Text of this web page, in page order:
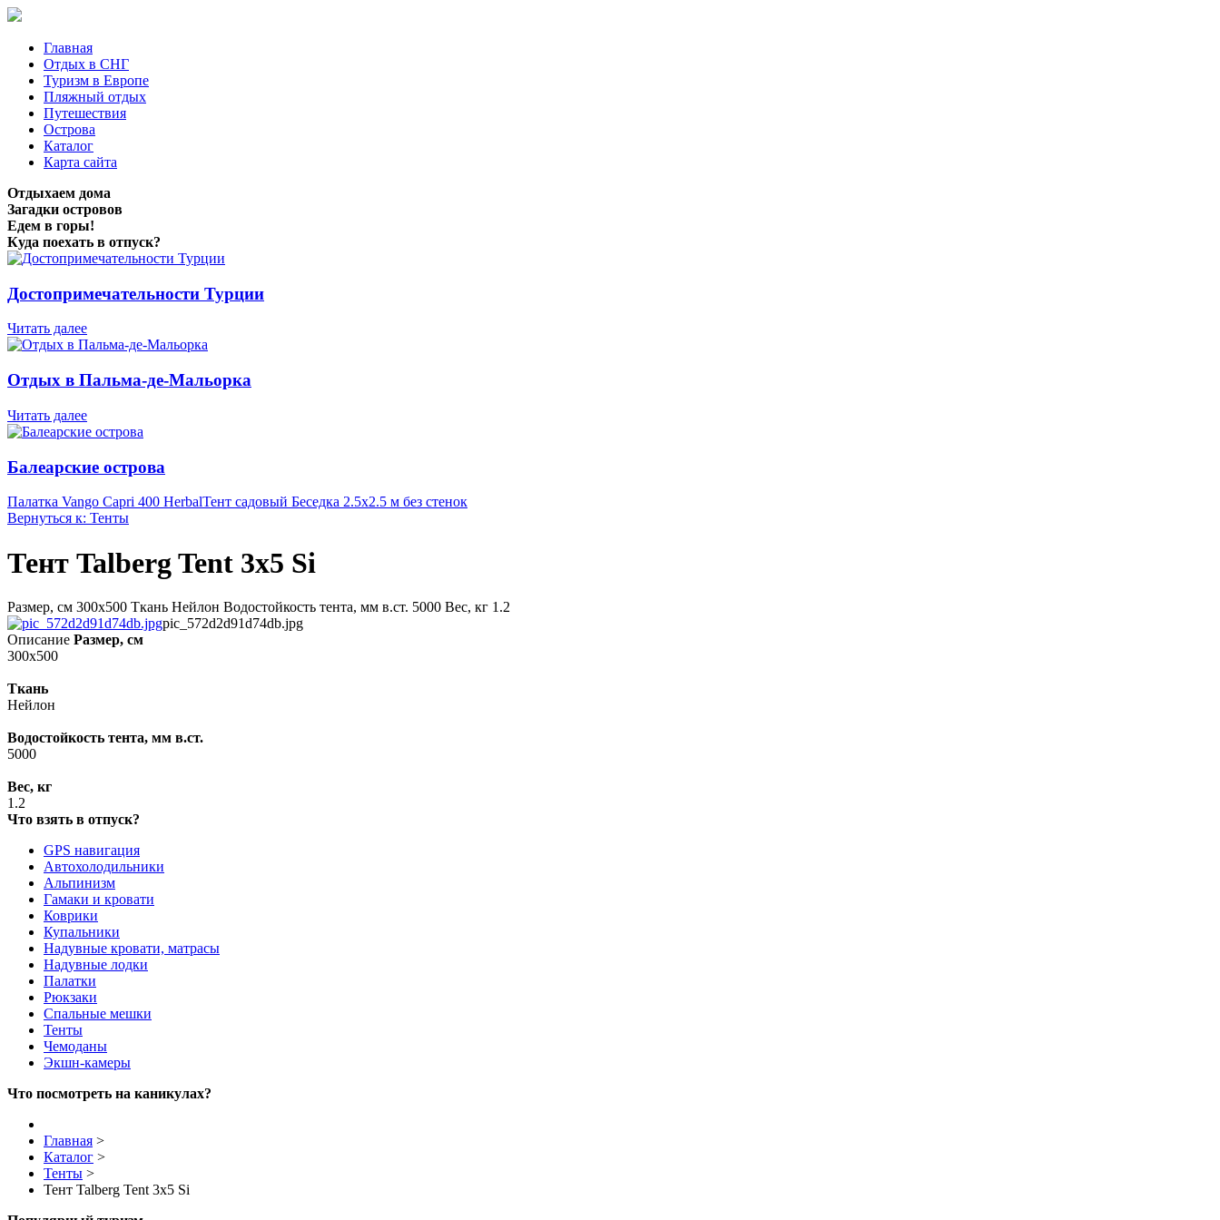
Главная
Отдых в СНГ
Туризм в Европе
Пляжный отдых
Путешествия
Острова
Каталог
Карта сайта
Отдыхаем дома
Загадки островов
Едем в горы!
Куда поехать в отпуск?
Достопримечательности Турции
Читать далее
Отдых в Пальма-де-Мальорка
Читать далее
Балеарские острова
Палатка Vango Capri 400 HerbalТент садовый Беседка 2.5х2.5 м без стенок
Вернуться к: Тенты
Тент Talberg Tent 3x5 Si
Размер, см 300x500 Ткань Нейлон Водостойкость тента, мм в.ст. 5000 Вес, кг 1.2
pic_572d2d91d74db.jpg
Описание Размер, см
300x500
Ткань
Нейлон
Водостойкость тента, мм в.ст.
5000
Вес, кг
1.2
Что взять в отпуск?
GPS навигация
Автохолодильники
Альпинизм
Гамаки и кровати
Коврики
Купальники
Надувные кровати, матрасы
Надувные лодки
Палатки
Рюкзаки
Спальные мешки
Тенты
Чемоданы
Экшн-камеры
Что посмотреть на каникулах?
Главная >
Каталог >
Тенты >
Тент Talberg Tent 3x5 Si